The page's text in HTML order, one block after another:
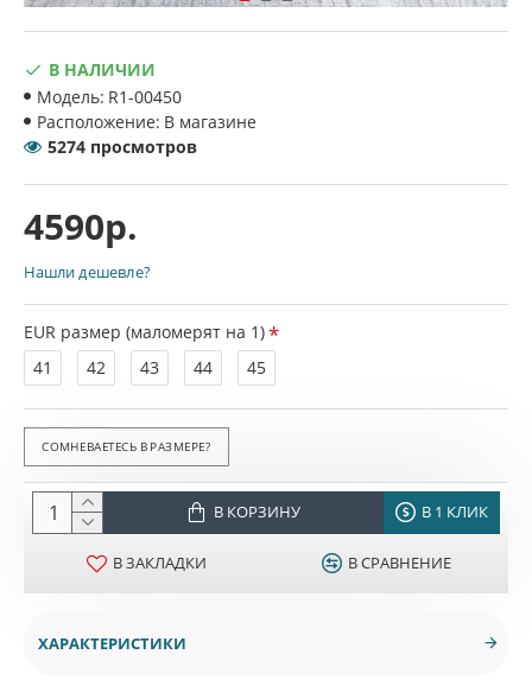
4590р.
В НАЛИЧИИ
Модель: R1-00450
Расположение: В магазине
5274 просмотров
EUR размер (маломерят на 1)
41
42 43 44 45
В КОРЗИНУ В 1 КЛИК
В ЗАКЛАДКИ В СРАВНЕНИЕ
Нашли дешевле?
ХАРАКТЕРИСТИКИ
СОМНЕВАЕТЕСЬ В РАЗМЕРЕ?